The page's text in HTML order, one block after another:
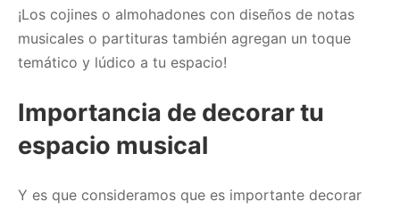
¡Los cojines o almohadones con diseños de notas
musicales o partituras también agregan un toque
temático y lúdico a tu espacio!
Importancia de decorar tu
espacio musical
Y es que consideramos que es importante decorar